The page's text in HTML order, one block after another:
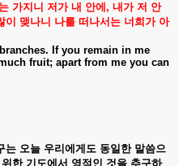
가지니 저가 내 안에 , 내가 저 안
이 맺나니 나를 떠나서는 너희가 아
If you remain in me
fruit; apart from me you can
는 오늘 우리에게도 동일한 말씀으
위한 기도에서 영적인 것을 추구하